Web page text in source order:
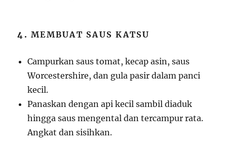
4.MEMBUAT SAUS KATSU
Campurkan saus tomat, kecap asin, saus
Worcestershire, dan gula pasir dalam panci
kecil.
Panaskan dengan api kecil sambil diaduk
hingga saus mengental dan tercampur rata.
Angkat dan sisihkan.